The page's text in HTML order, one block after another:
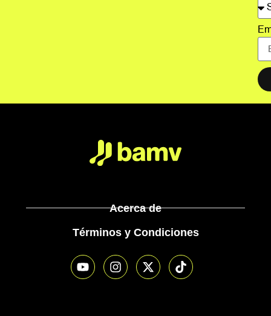
Acerca de
Términos y Condiciones